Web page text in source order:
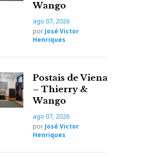
Wango
ago 07, 2026
por José Victor
Henriques
Postais de Viena
– Thierry &
Wango
ago 07, 2026
por José Victor
Henriques